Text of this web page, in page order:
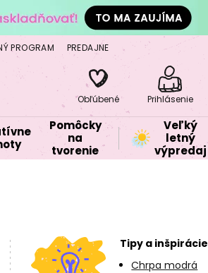
PROGRAM PREDAJNE
Obľúbené Prihlásenie
Pomôcky
na
tvorenie
Veľký
letný
výpredaj
Tipy a inšpirácie
Chrpa modrá